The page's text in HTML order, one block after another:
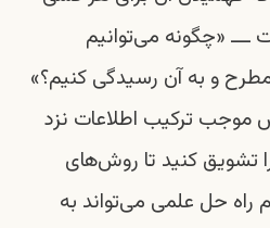
ـــ «چگونه می‌توانیم
و به آن رسیدگی کنیم؟»
موجب ترکیب اطلاعات نزد
تشویق کنید تا روش‌های
راه حل علمی می‌تواند به